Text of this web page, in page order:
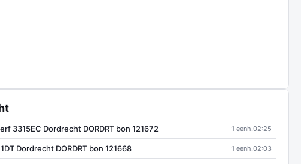
3315EC Dordrecht DORDRT bon 121672 1 eenh.02:25
Dordrecht DORDRT bon 121668 1 eenh.02:03